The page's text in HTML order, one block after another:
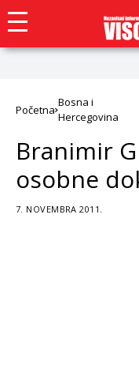
Početna
Bosna i
Hercegovina
Branimir
osobne
7. NOVEMBRA 2011.